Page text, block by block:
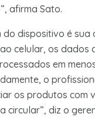
afirma Sato.
dispositivo é sua
celular, os dados
em
o
os produtos com
circular”, diz o